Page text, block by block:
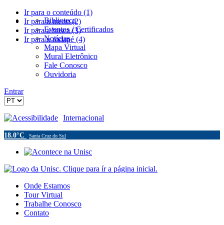
Ir para o conteúdo (1)
Ir para o menu (2)
Ir para a busca (3)
Ir para o rodapé (4)
Biblioteca
Eventos / Certificados
Notícias
Mapa Virtual
Mural Eletrônico
Fale Conosco
Ouvidoria
Entrar
Acessibilidade Internacional
18.0°C Santa Cruz do Sul
Onde Estamos
Tour Virtual
Trabalhe Conosco
Contato